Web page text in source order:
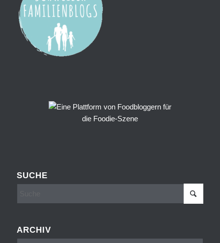
SUCHE
ARCHIV